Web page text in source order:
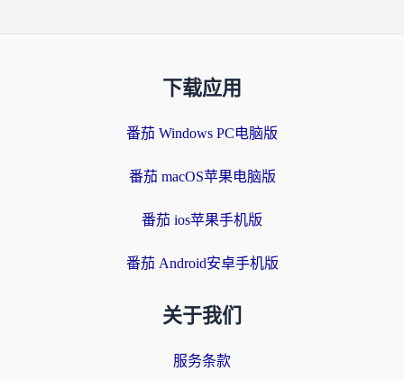
下载应用
番茄 Windows PC电脑版
番茄 macOS苹果电脑版
番茄 ios苹果手机版
番茄 Android安卓手机版
关于我们
服务条款